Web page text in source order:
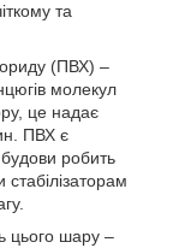
та
(ПВХ) –
молекул
це надає
ПВХ є
робить
цього шару –